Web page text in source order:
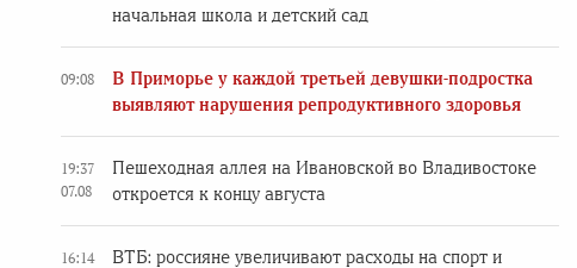
начальная школа и детский сад
09:08
В Приморье у каждой третьей девушки-подростка
выявляют нарушения репродуктивного здоровья
19:37
07.08
Пешеходная аллея на Ивановской во Владивостоке
откроется к концу августа
16:14
ВТБ: россияне увеличивают расходы на спорт и